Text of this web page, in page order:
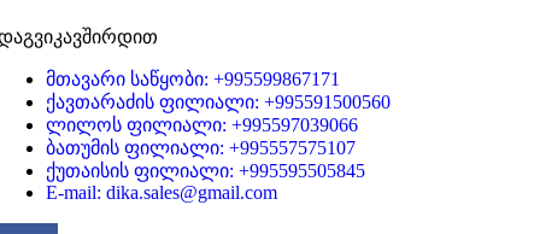
მთავარი საწყობი: +995599867171
ქავთარაძის ფილიალი: +995591500560
ლილოს ფილიალი: +995597039066
ბათუმის ფილიალი: +995557575107
ქუთაისის ფილიალი: +995595505845
E-mail: dika.sales@gmail.com